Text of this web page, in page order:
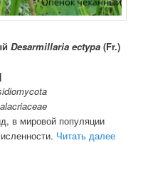
Desarmillaria ectypa (Fr.)
в мировой популяции
Читать далее